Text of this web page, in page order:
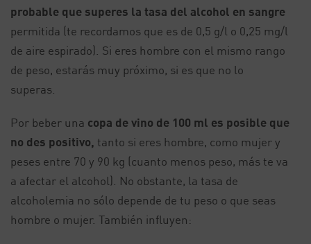
probable que superes la tasa del alcohol en sangre
permitida (te recordamos que es de 0,5 g/l o 0,25 mg/l
de aire espirado). Si eres hombre con el mismo rango
de peso, estarás muy próximo, si es que no lo
superas.
Por beber una copa de vino de 100 ml es posible que
no des positivo, tanto si eres hombre, como mujer y
peses entre 70 y 90 kg (cuanto menos peso, más te va
a afectar el alcohol). No obstante, la tasa de
alcoholemia no sólo depende de tu peso o que seas
hombre o mujer. También influyen: